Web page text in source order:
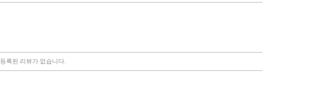
등록된 리뷰가 없습니다.